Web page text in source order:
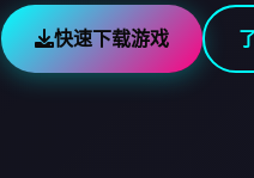
快速下载游戏